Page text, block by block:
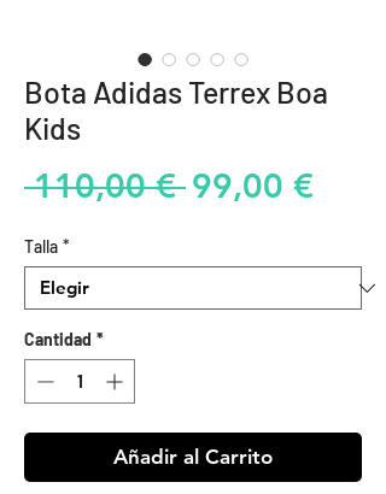
Bota Adidas Terrex Boa
Kids
110,00 € Precio
99,00 €
Talla *
Cantidad *
Añadir al Carrito